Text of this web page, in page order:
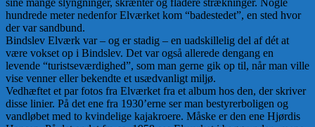
hundrede meter nedenfor Elværket kom “badestedet”, en sted hvor
der var sandbund.
Bindslev Elværk var – og er stadig – en uadskillelig del af dét at
være vokset op i Bindslev. Det var også allerede dengang en
levende “turistseværdighed”, som man gerne gik op til, når man ville
vise venner eller bekendte et usædvanligt miljø.
Vedhæftet et par fotos fra Elværket fra et album hos den, der skriver
disse linier. På det ene fra 1930’erne ser man bestyrerboligen og
vandløbet med to kvindelige kajakroere. Måske er den ene Hjørdis